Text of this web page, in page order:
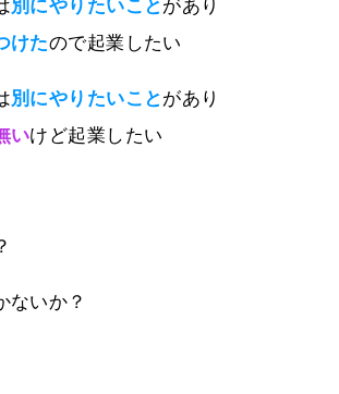
別にやりたいことがあり
けたので起業したい
別にやりたいことがあり
いけど起業したい
ないか？